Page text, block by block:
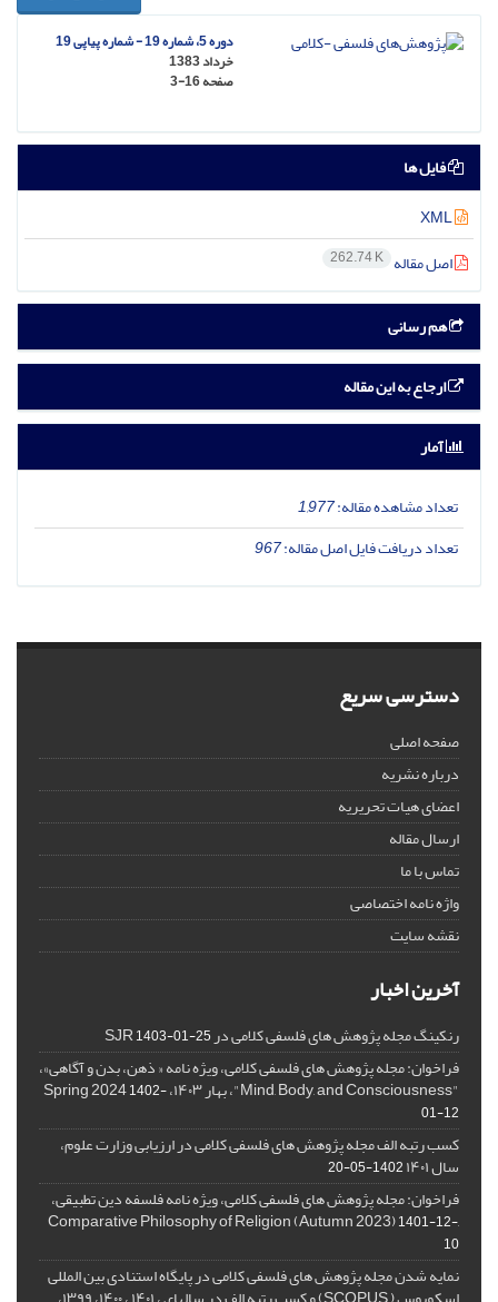
دوره 5، شماره 19 - شماره پیاپی 19
خرداد 1383
صفحه3-16
فایل ها
اصل مقاله 262.74 K
هم رسانی
ارجاع به این مقاله
آمار
تعداد مشاهده مقاله:1,977
تعداد دریافت فایل اصل مقاله:967
دسترسی سریع
صفحه اصلی
درباره نشریه
اعضای هیات تحریریه
ارسال مقاله
تماس با ما
واژه نامه اختصاصی
نقشه سایت
آخرین اخبار
رنکینگ مجله پژوهش های فلسفی کلامی در SJR1403-01-25
فراخوان: مجله پژوهش های فلسفی کلامی، ویژه نامه « ذهن، بدن و آگاهی»،
"Mind, Body, and Consciousness"، بهار ۱۴۰۳، Spring 2024
1402-
01-12
کسب رتبه الف مجله پژوهش های فلسفی کلامی در ارزیابی وزارت علوم،
سال ۱۴۰۱ 1402-05-20
فراخوان: مجله پژوهش های فلسفی کلامی، ویژه نامه فلسفه دین تطبیقی،
,Comparative Philosophy of Religion (Autumn 2023)
1401-12-
10
نمایه شدن مجله پژوهش های فلسفی کلامی در پایگاه استنادی بین المللی